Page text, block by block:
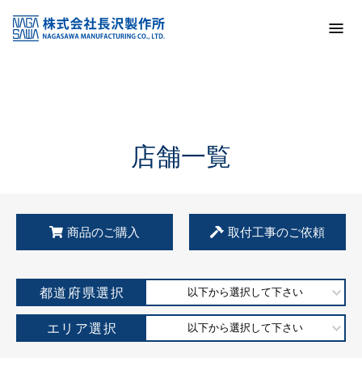
KSS加盟店・取扱店情報
店舗一覧
店舗一覧
商品のご購入 取付工事のご依頼
都道府県選択 以下から選択して下さい
エリア選択 以下から選択して下さい